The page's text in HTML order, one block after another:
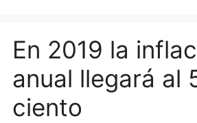
En 2019 la
anual llegará al
ciento